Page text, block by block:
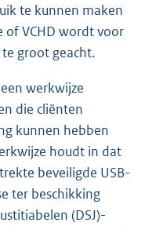
te kunnen maken
of VCHD wordt voor
groot geacht.
werkwijze
die cliënten
kunnen hebben
houdt in dat
beveiligde USB-
ter beschikking
(DSJ)-